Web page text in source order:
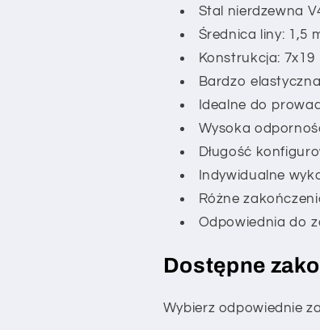
Stal nierdzewna
Średnica liny: 1,5
Konstrukcja: 7x19
Bardzo
Idealne do
Wysoka
Długość
Indywidualne
Różne
Odpowiednia do
Dostępne
Wybierz odpowiednie